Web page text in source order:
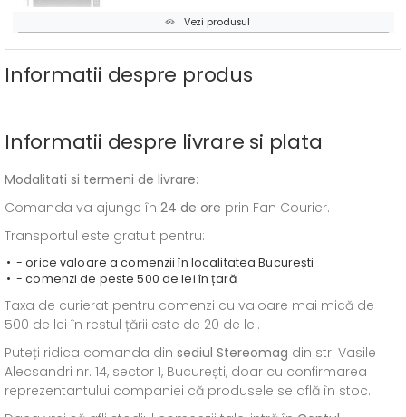
Vezi produsul
Informatii despre produs
Informatii despre livrare si plata
Modalitati si termeni de livrare:
Comanda va ajunge în 24 de ore prin Fan Courier.
Transportul este gratuit pentru:
- orice valoare a comenzii în localitatea București
- comenzi de peste 500 de lei în țară
Taxa de curierat pentru comenzi cu valoare mai mică de
500 de lei în restul țării este de 20 de lei.
Puteți ridica comanda din sediul Stereomag din str. Vasile
Alecsandri nr. 14, sector 1, București, doar cu confirmarea
reprezentantului companiei că produsele se află în stoc.